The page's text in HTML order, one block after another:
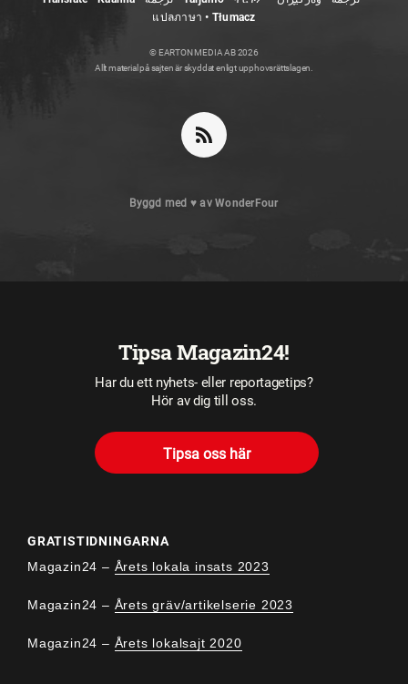
แปลภาษา • Tłumacz
© EARTON MEDIA AB 2026
Allt material på sajten är skyddat enligt upphovsrättslagen.
Byggd med ♥ avWonderFour
Tipsa Magazin24!
Har du ett nyhets- eller reportagetips?
Hör av dig till oss.
Tipsa oss här
GRATISTIDNINGARNA
Magazin24 – Årets lokala insats 2023
Magazin24 – Årets gräv/artikelserie 2023
Magazin24 – Årets lokalsajt 2020